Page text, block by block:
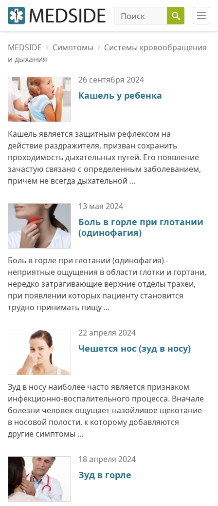
MEDSIDE Симптомы
Системы кровообращения
и дыхания
26 сентября 2024
Кашель у ребенка
Кашель является защитным рефлексом на
действие раздражителя, призван сохранить
проходимость дыхательных путей. Его появление
зачастую связано с определенным заболеванием,
причем не всегда дыхательной ...
13 мая 2024
Боль в горле при глотании
(одинофагия)
Боль в горле при глотании (одинофагия) -
неприятные ощущения в области глотки и гортани,
нередко затрагивающие верхние отделы трахеи,
при появлении которых пациенту становится
трудно принимать пищу ...
22 апреля 2024
Чешется нос (зуд в носу)
Зуд в носу наиболее часто является признаком
инфекционно-воспалительного процесса. Вначале
болезни человек ощущает назойливое щекотание
в носовой полости, к которому добавляются
другие симптомы ...
18 апреля 2024
Зуд в горле